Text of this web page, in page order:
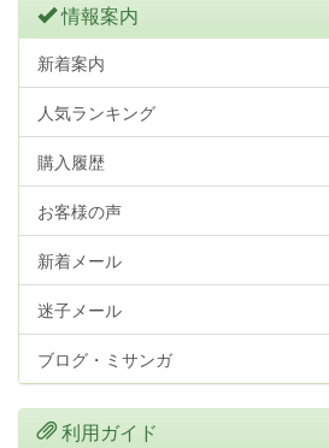
情報案内
新着案内
人気ランキング
購入履歴
お客様の声
新着メール
迷子メール
ブログ・ミサンガ
利用ガイド